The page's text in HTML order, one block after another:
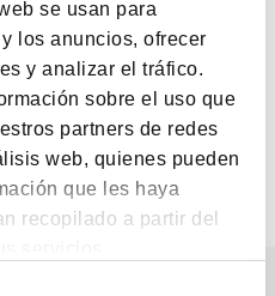
se usan para
los anuncios, ofrecer
y analizar el tráfico.
sobre el uso que
partners de redes
web, quienes pueden
que les haya
recopilado a partir del
la pandemia como
3